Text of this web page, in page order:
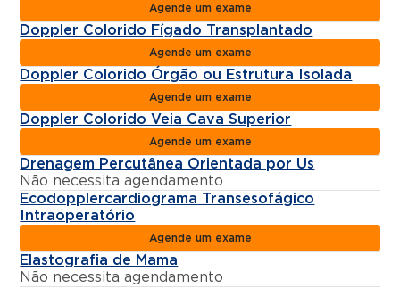
Agende um exame
Doppler Colorido Fígado Transplantado
Agende um exame
Doppler Colorido Órgão ou Estrutura Isolada
Agende um exame
Doppler Colorido Veia Cava Superior
Agende um exame
Drenagem Percutânea Orientada por Us
Não necessita agendamento
Ecodopplercardiograma Transesofágico
Intraoperatório
Agende um exame
Elastografia de Mama
Não necessita agendamento